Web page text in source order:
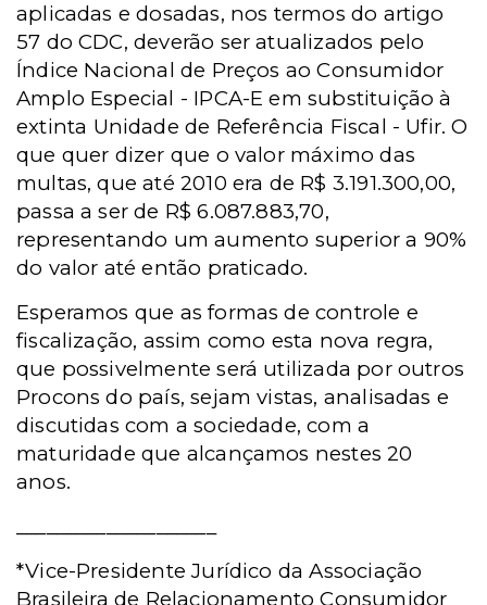
aplicadas e dosadas, nos termos do artigo
57 do CDC, deverão ser atualizados pelo
Índice Nacional de Preços ao Consumidor
Amplo Especial - IPCA-E em substituição à
extinta Unidade de Referência Fiscal - Ufir. O
que quer dizer que o valor máximo das
multas, que até 2010 era de R$ 3.191.300,00,
passa a ser de R$ 6.087.883,70,
representando um aumento superior a 90%
do valor até então praticado.
Esperamos que as formas de controle e
fiscalização, assim como esta nova regra,
que possivelmente será utilizada por outros
Procons do país, sejam vistas, analisadas e
discutidas com a sociedade, com a
maturidade que alcançamos nestes 20
anos.
*Vice-Presidente Jurídico da Associação
Brasileira de Relacionamento Consumidor